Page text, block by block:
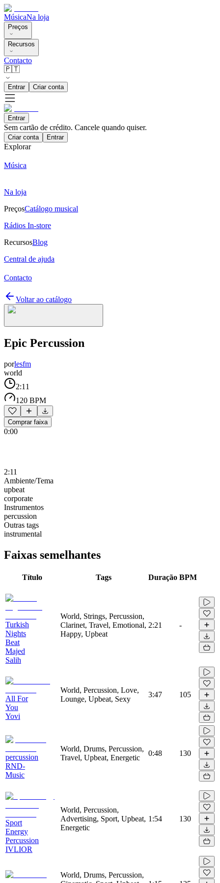
MúsicaNa loja
Preços
Recursos
Contacto
🇵🇹
Entrar Criar conta
Entrar
Sem cartão de crédito. Cancele quando quiser.
Criar conta Entrar
Explorar
Música
Na loja
PreçosCatálogo musical
Rádios In-store
RecursosBlog
Central de ajuda
Contacto
Voltar ao catálogo
Epic Percussion
porlesfm
world
2:11
120 BPM
Comprar faixa
0:00
2:11
Ambiente/Tema
upbeat
corporate
Instrumentos
percussion
Outras tags
instrumental
Faixas semelhantes
Título Tags Duração BPM
Turkish
Nights
Beat
Majed
Salih
World, Strings, Percussion,
Clarinet, Travel, Emotional,
Happy, Upbeat
2:21 -
All For
You
Yovi
World, Percussion, Love,
Lounge, Upbeat, Sexy
3:47 105
percussion
RND-
Music
World, Drums, Percussion,
Travel, Upbeat, Energetic
0:48 130
Sport
Energy
Percussion
IVLIOR
World, Percussion,
Advertising, Sport, Upbeat,
Energetic
1:54 130
World, Drums, Percussion,